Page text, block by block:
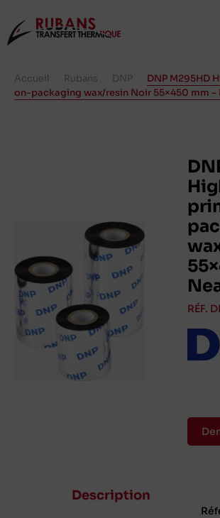
Accueil Rubans DNP
DNP M295HD
on-packaging wax/resin Noir 55×450 mm –
RÉF.
Description